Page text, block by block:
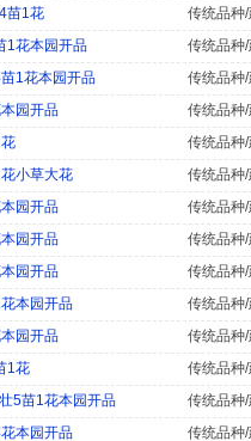
苗1花
传统品种
1花本园开品
传统品种
1花本园开品
传统品种
园开品
传统品种
传统品种
小草大花
传统品种
园开品
传统品种
园开品
传统品种
园开品
传统品种
本园开品
传统品种
园开品
传统品种
1花
传统品种
5苗1花本园开品
传统品种
本园开品
传统品种